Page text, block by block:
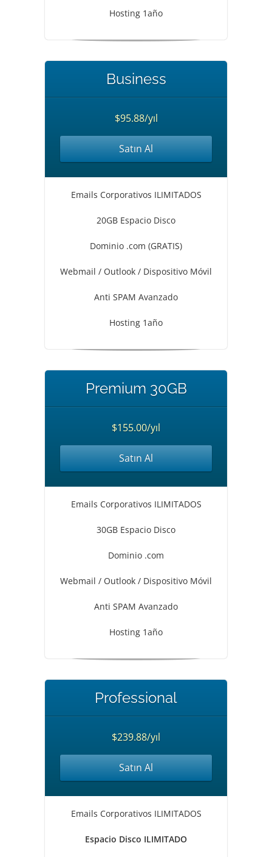
Hosting 1año
Business
$95.88/yıl
Satın Al
Emails Corporativos ILIMITADOS
20GB Espacio Disco
Dominio .com (GRATIS)
Webmail / Outlook / Dispositivo Móvil
Anti SPAM Avanzado
Hosting 1año
Premium 30GB
$155.00/yıl
Satın Al
Emails Corporativos ILIMITADOS
30GB Espacio Disco
Dominio .com
Webmail / Outlook / Dispositivo Móvil
Anti SPAM Avanzado
Hosting 1año
Professional
$239.88/yıl
Satın Al
Emails Corporativos ILIMITADOS
Espacio Disco ILIMITADO